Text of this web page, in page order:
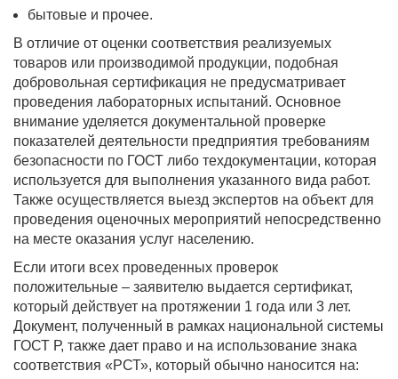
бытовые и прочее.
В отличие от оценки соответствия реализуемых
товаров или производимой продукции, подобная
добровольная сертификация не предусматривает
проведения лабораторных испытаний. Основное
внимание уделяется документальной проверке
показателей деятельности предприятия требованиям
безопасности по ГОСТ либо техдокументации, которая
используется для выполнения указанного вида работ.
Также осуществляется выезд экспертов на объект для
проведения оценочных мероприятий непосредственно
на месте оказания услуг населению.
Если итоги всех проведенных проверок
положительные – заявителю выдается сертификат,
который действует на протяжении 1 года или 3 лет.
Документ, полученный в рамках национальной системы
ГОСТ Р, также дает право и на использование знака
соответствия «РСТ», который обычно наносится на: